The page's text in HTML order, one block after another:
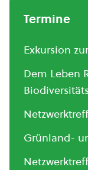
Termine
Exkursion
Dem Leben
Grünland-